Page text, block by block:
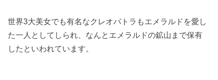
世界3大美女でも有名なクレオパトラもエメラルドを愛し
た一人としてしられ、なんとエメラルドの鉱山まで保有
したといわれています。